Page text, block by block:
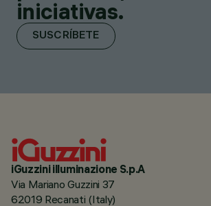
iniciativas.
SUSCRÍBETE
iGuzzini illuminazione S.p.A
Via Mariano Guzzini 37
62019 Recanati (Italy)